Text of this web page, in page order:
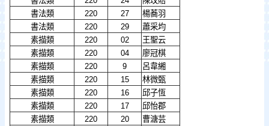
書法類
220 27
楊蕎羽
書法類
220 29
蕭采均
素描類
220 02
王聖云
素描類
220 04
廖冠棋
素描類
220 9
呂韋緗
素描類
220 15
林微甄
素描類
220 16
邱子恆
素描類
220 17
邱怡郡
素描類
220 20
曹溏芸